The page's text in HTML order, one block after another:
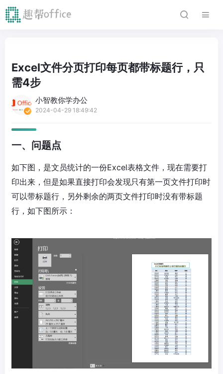
Excel文件分页打印每页都带标题行，只
需4步
小智教你学办公
2024-04-29 18:49:42
一、问题点
如下图，是文员统计的一份Excel表格文件，现在需要打
印出来，但是如果直接打印会发现只有第一页文件打印时
可以带标题行，另外剩余的两页文件打印时没有带标题
行，如下图所示：